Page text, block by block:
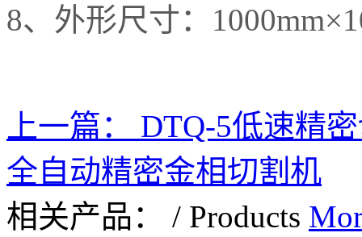
8、外形尺寸：
上一篇：
DTQ-5低速精
全自动精密金相切割机
相关产品：
/ Products